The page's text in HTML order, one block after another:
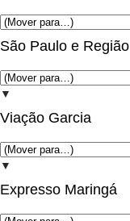
São Paulo e Região
▼
Viação Garcia
▼
Expresso Maringá